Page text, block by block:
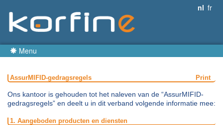
fr
nl
Menu
AssurMIFID-gedragsregels Print
Ons kantoor is gehouden tot het naleven van de “AssurMIFID-
gedragsregels” en deelt u in dit verband volgende informatie mee:
1. Aangeboden producten en diensten